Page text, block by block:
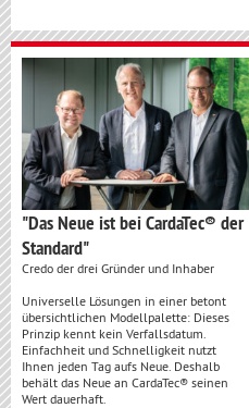
"Das Neue ist bei CardaTec® der
Standard"
Credo der drei Gründer und Inhaber
Universelle Lösungen in einer betont
übersichtlichen Modellpalette: Dieses
Prinzip kennt kein Verfallsdatum.
Einfachheit und Schnelligkeit nutzt
Ihnen jeden Tag aufs Neue. Deshalb
behält das Neue an CardaTec® seinen
Wert dauerhaft.